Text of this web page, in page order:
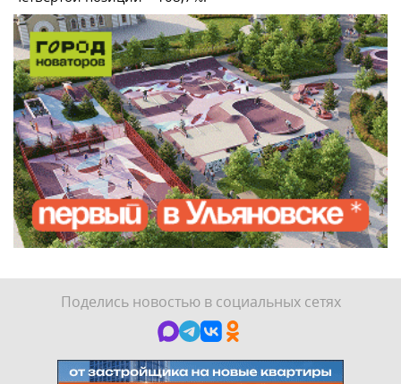
Поделись новостью в социальных сетях